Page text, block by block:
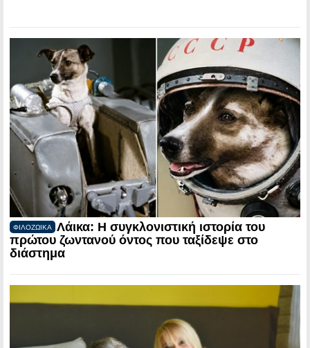
ΦΙΛΟΖΩΙΚΑ
Λάικα: Η συγκλονιστική ιστορία του
πρώτου ζωντανού όντος που ταξίδεψε στο
διάστημα